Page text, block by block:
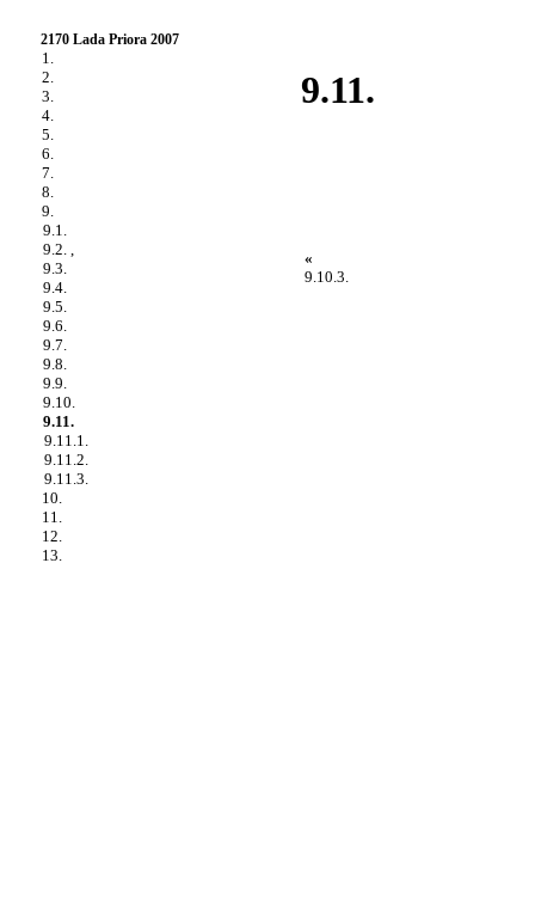
2170 Lada Priora 2007
1.
2.
3.
4.
5.
6.
7.
8.
9.
9.1.
9.2. ,
9.3.
9.4.
9.5.
9.6.
9.7.
9.8.
9.9.
9.10.
9.11.
9.11.1.
9.11.2.
9.11.3.
10.
11.
12.
13.
9.11.
«
9.10.3.